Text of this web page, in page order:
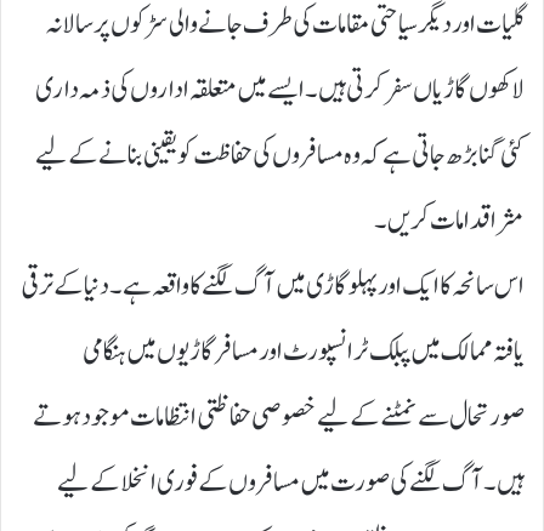
گلیات اور دیگر سیاحتی مقامات کی طرف جانے والی سڑکوں پر سالانہ
لاکھوں گاڑیاں سفر کرتی ہیں۔ ایسے میں متعلقہ اداروں کی ذمہ داری
کئی گنا بڑھ جاتی ہے کہ وہ مسافروں کی حفاظت کو یقینی بنانے کے لیے
مثر اقدامات کریں۔
اس سانحہ کا ایک اور پہلو گاڑی میں آگ لگنے کا واقعہ ہے۔ دنیا کے ترقی
یافتہ ممالک میں پبلک ٹرانسپورٹ اور مسافر گاڑیوں میں ہنگامی
صورتحال سے نمٹنے کے لیے خصوصی حفاظتی انتظامات موجود ہوتے
ہیں۔ آگ لگنے کی صورت میں مسافروں کے فوری انخلا کے لیے